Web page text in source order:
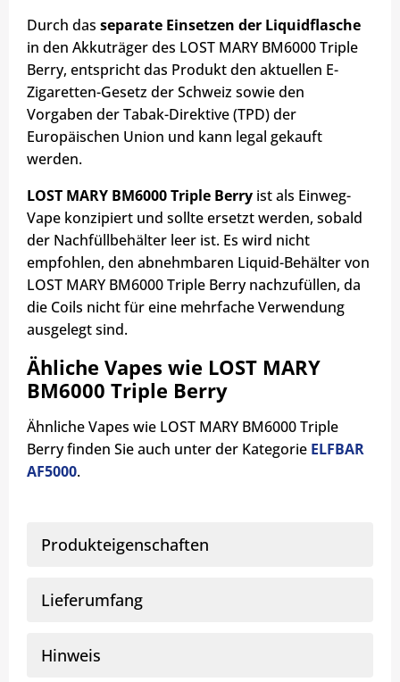
Durch das separate Einsetzen der Liquidflasche
in den Akkuträger des LOST MARY BM6000 Triple
Berry, entspricht das Produkt den aktuellen E-
Zigaretten-Gesetz der Schweiz sowie den
Vorgaben der Tabak-Direktive (TPD) der
Europäischen Union und kann legal gekauft
werden.
LOST MARY BM6000 Triple Berry ist als Einweg-
Vape konzipiert und sollte ersetzt werden, sobald
der Nachfüllbehälter leer ist. Es wird nicht
empfohlen, den abnehmbaren Liquid-Behälter von
LOST MARY BM6000 Triple Berry nachzufüllen, da
die Coils nicht für eine mehrfache Verwendung
ausgelegt sind.
Ähliche Vapes wie LOST MARY
BM6000 Triple Berry
Ähnliche Vapes wie LOST MARY BM6000 Triple
Berry finden Sie auch unter der Kategorie ELFBAR
AF5000.
Produkteigenschaften
Lieferumfang
Hinweis